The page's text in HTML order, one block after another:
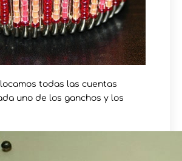
todas las cuentas
uno de los ganchos y los